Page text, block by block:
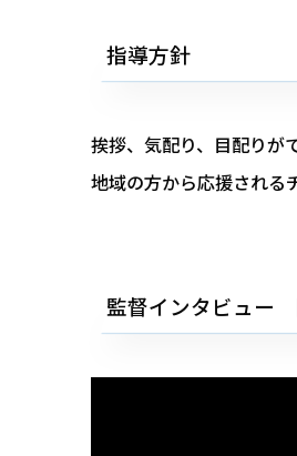
指導方針
挨拶、気配り、目配りが
地域の方から応援される
監督インタビュー